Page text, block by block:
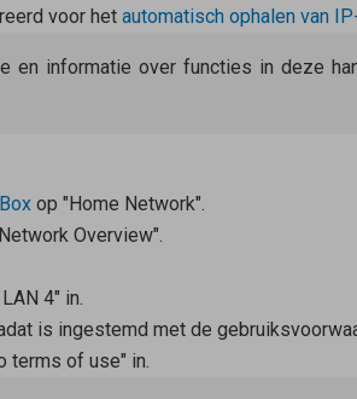
voor het automatisch ophalen van
en informatie over functies in deze
op "Home Network".
Overview".
4" in.
is ingestemd met de
terms of use" in.